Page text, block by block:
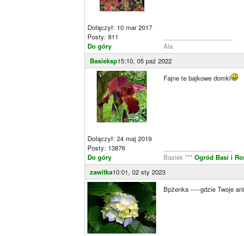
Dołączył: 10 mar 2017
Posty: 811
Do góry
Ala
Basieksp15:10, 05 paź 2022
Dołączył: 24 maj 2019
Posty: 13876
Do góry
Fajne te bajkowe domki
Basiek *** Ogród Basi i
zawitka10:01, 02 sty 2023
Bpżenka -----gdzie Twoje